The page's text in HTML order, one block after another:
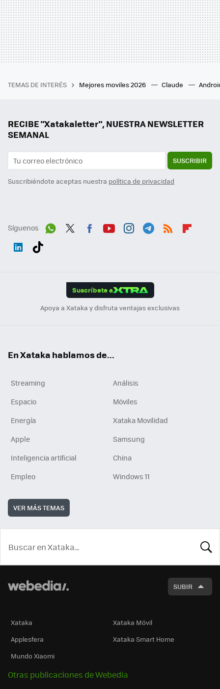
TEMAS DE INTERÉS Mejores moviles 2026 Claude
RECIBE "Xatakaletter", NUESTRA NEWSLETTER
SEMANAL
SUSCRIBIR
Suscribiéndote aceptas nuestra política de privacidad
Síguenos
Suscríbete a
Apoya a Xataka y disfruta ventajas exclusivas
En Xataka hablamos de...
Streaming
Análisis
Espacio
Móviles
Energía
Xataka Movilidad
Apple
Samsung
Inteligencia artificial
China
Empleo
Windows 11
VER MÁS TEMAS
SUBIR
Xataka
Xataka Móvil
Applesfera
Xataka Smart Home
Mundo Xiaomi
Otras publicaciones de Webedia